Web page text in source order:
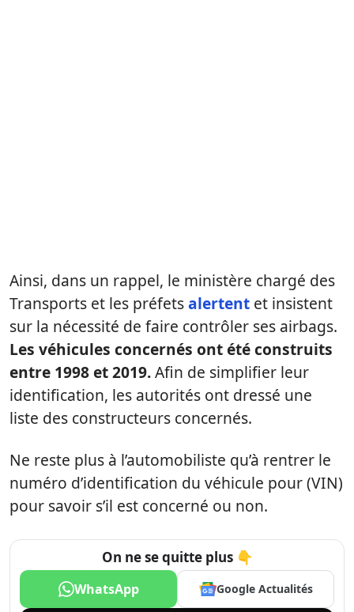
Ainsi, dans un rappel, le ministère chargé des
Transports et les préfetsalertent et insistent
sur la nécessité de faire contrôler ses airbags.
Les véhicules concernés ont été construits
entre 1998 et 2019.Afin de simplifier leur
identification, les autorités ont dressé une
liste des constructeurs concernés.
Ne reste plus à l’automobiliste qu’à rentrer le
numéro d’identification du véhicule pour (VIN)
pour savoir s’il est concerné ou non.
On ne se quitte plus 👇
WhatsApp Google Actualités